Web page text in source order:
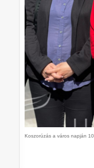
Koszorúzás a város napján 10